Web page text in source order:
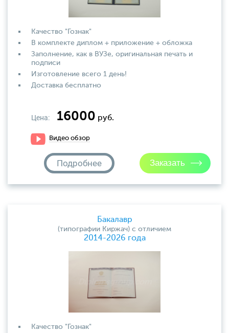
Качество "Гознак"
В комплекте диплом + приложение + обложка
Заполнение, как в ВУЗе, оригинальная печать и
подписи
Изготовление всего 1 день!
Доставка бесплатно
Цена: 16000 руб.
Видео обзор
Подробнее
Бакалавр
(типографии Киржач) с отличием
2014-2026 года
Качество "Гознак"